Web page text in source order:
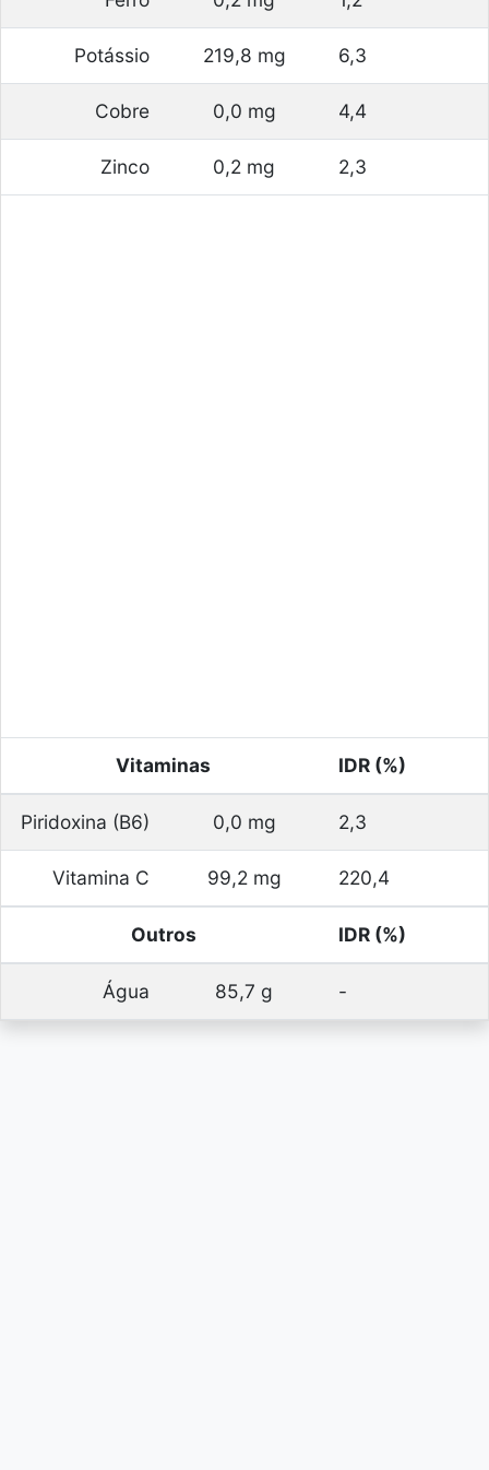
Potássio 219,8 mg 6,3
Cobre 0,0 mg 4,4
Zinco 0,2 mg 2,3
Vitaminas IDR (%)
Piridoxina (B6) 0,0 mg 2,3
Vitamina C 99,2 mg 220,4
Outros IDR (%)
Água 85,7 g -